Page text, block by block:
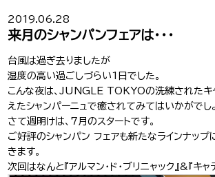
Cast キャスト一覧
Gravure
Recruit Cast キャスト求人
Recruit Staff スタッフ求人
Shop Info 店舗一覧
2019.06.28
来月のシャンパンフェアは・・・
台風は過ぎ去りましたが
湿度の高い過ごしづらい1日でした。
こんな夜は、JUNGLE TOKYOの洗練されたキ
えたシャンパーニュで癒されてみてはいかがでし
さて週明けは、7月のスタートです。
ご好評のシャンパン フェアも新たなラインナッ
きます。
次回はなんと『アルマン・ド・ブリニャック』&『キャ